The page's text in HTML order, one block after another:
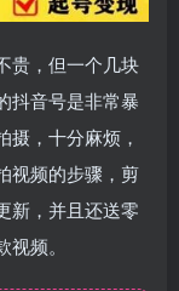
贵，但一个几块
抖音号是非常暴
，十分麻烦，
视频的步骤，剪
新，并且还送零
频。